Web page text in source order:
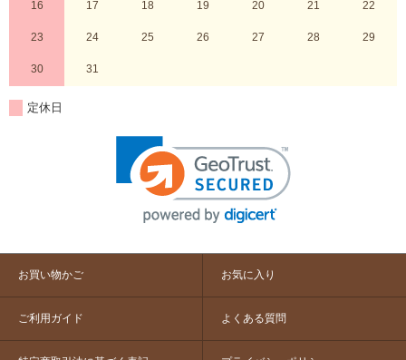
16 17 18 19 20 21 22
23 24 25 26 27 28 29
30 31
定休日
お買い物かご お気に入り
ご利用ガイド よくある質問